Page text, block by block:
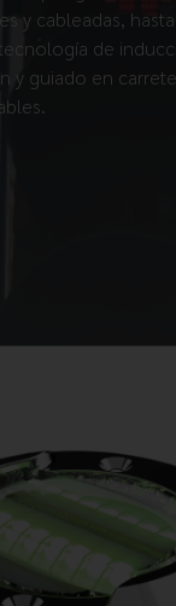
y cableadas,
de
y guiado en